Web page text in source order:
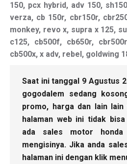
150, pcx hybrid, adv 150,
verza, cb 150r, cbr150r,
monkey, revo x, supra x 125,
c125, cb500f, cb650r,
cb500x, x adv, rebel, goldwing
Saat ini tanggal 9 Agustus
gogodalem sedang
promo, harga dan lain lain
halaman web ini tidak
ada sales motor honda
mengisinya. Jika anda
halaman ini dengan klik